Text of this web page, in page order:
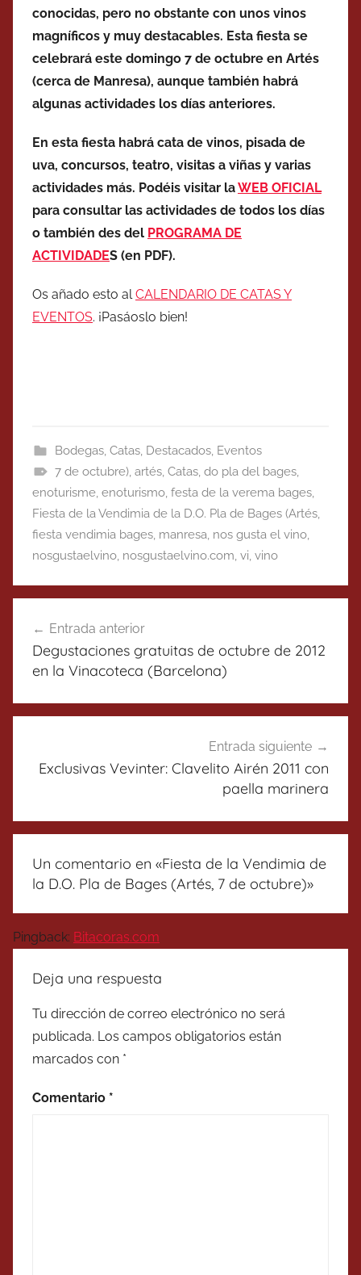
conocidas, pero no obstante con unos vinos
magníficos y muy destacables. Esta fiesta se
celebrará este domingo 7 de octubre en Artés
(cerca de Manresa), aunque también habrá
algunas actividades los días anteriores.
En esta fiesta habrá cata de vinos, pisada de
uva, concursos, teatro, visitas a viñas y varias
actividades más. Podéis visitar laWEB OFICIAL
para consultar las actividades de todos los días
o también des del PROGRAMA DE
ACTIVIDADES (en PDF).
Os añado esto alCALENDARIO DE CATAS Y
EVENTOS. ¡Pasáoslo bien!
Bodegas, Catas, Destacados, Eventos
7 de octubre), artés, Catas, do pla del bages,
enoturisme, enoturismo, festa de la verema bages,
Fiesta de la Vendimia de la D.O. Pla de Bages (Artés,
fiesta vendimia bages, manresa, nos gusta el vino,
nosgustaelvino, nosgustaelvino.com, vi, vino
de
entradas
Entrada anterior
Degustaciones gratuitas de octubre de 2012
en la Vinacoteca (Barcelona)
Entrada siguiente
Exclusivas Vevinter: Clavelito Airén 2011 con
paella marinera
Un comentario en «Fiesta de la Vendimia de
la D.O. Pla de Bages (Artés, 7 de octubre)»
Pingback: Bitacoras.com
Deja una respuesta
Tu dirección de correo electrónico no será
publicada. Los campos obligatorios están
marcados con *
Comentario *